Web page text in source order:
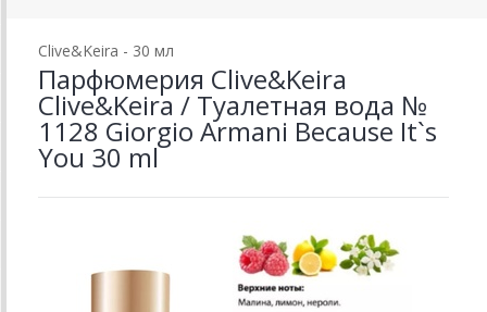
Clive&Keira - 30 мл
Парфюмерия Clive&Keira
Clive&Keira / Туалетная вода №
1128 Giorgio Armani Because It`s
You 30 ml